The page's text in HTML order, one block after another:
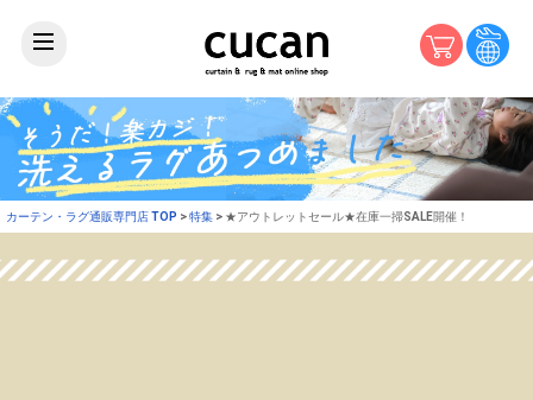
カーテン・ラグ通販専門店 TOP 特集 ★アウトレットセール★在庫一掃SALE開催！